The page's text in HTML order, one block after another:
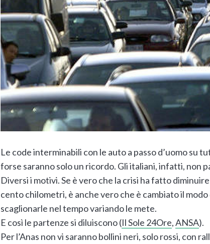
Le code interminabili con le auto a passo d’uomo su
forse saranno solo un ricordo. Gli italiani, infatti, non
Diversi i motivi. Se è vero che la crisi ha fatto
cento chilometri, è anche vero che è cambiato il
scaglionarle nel tempo variando le mete.
E così le partenze si diluiscono (Il Sole 24Ore,ANSA).
Per l’Anas non vi saranno bollini neri, solo rossi, con